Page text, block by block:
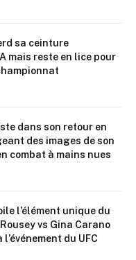
sa ceinture
mais reste en lice pour
dans son retour en
des images de son
combat à mains nues
l’élément unique du
vs Gina Carano
du UFC